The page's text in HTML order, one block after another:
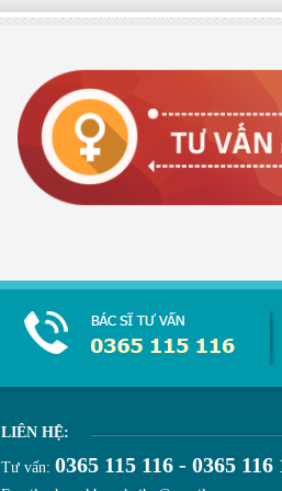
LIÊN HỆ:
Tư vấn: 0365 115 116 - 0365 116